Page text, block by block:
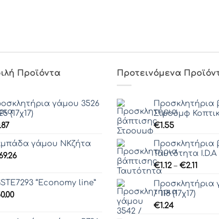
Προϊόντα
γάμου 3526
(17χ17)
γάμου ΝΚζήτα
“Economy line”
Προτεινόμενα
Προσκλητήρια
Στρουμφ
€1.55
Προσκλητήρια
Ταυτότητα I.D.A
€1.12 – €2.11
€1.12
Προσκλητήρια
/ 118 (17χ17)
€1.24